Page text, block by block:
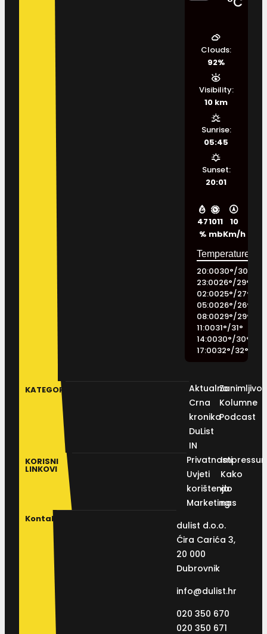
47
%
1011
mb
10
Km/h
Clouds:
92%
Visibility:
10 km
Sunrise:
05:45
Sunset:
20:01
20:0030°/30
23:0026°/29°
02:0025°/27°
05:0026°/26°
08:0029°/29°
11:0031°/31°
14:0030°/30°
17:0032°/32°
KATEGORIJE
Aktualno
Crna
kronika
DuList
IN
Kolumne
Podcast
KORISNI
LINKOVI
Privatnosti
Uvjeti
korištenja
Marketing
Kako
do
nas
Kontakt
dulist d.o.o.
Ćira Carića 3,
20 000
Dubrovnik
info@dulist.hr
020 350 670
020 350 671